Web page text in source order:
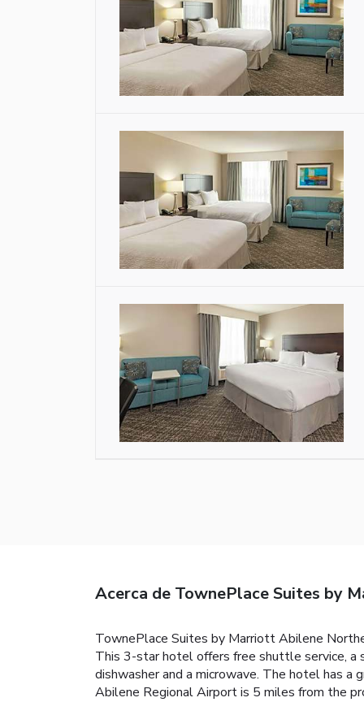
Acerca de TownePlace Suites by
TownePlace Suites by Marriott Abilene
This 3-star hotel offers free shuttle service, a
dishwasher and a microwave. The hotel has a
Abilene Regional Airport is 5 miles from the